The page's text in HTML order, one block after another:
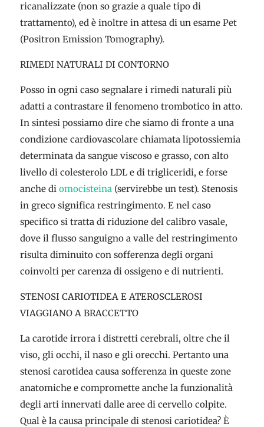
ricanalizzate (non so grazie a quale tipo di
trattamento), ed è inoltre in attesa di un esame Pet
(Positron Emission Tomography).
RIMEDI NATURALI DI CONTORNO
Posso in ogni caso segnalare i rimedi naturali più
adatti a contrastare il fenomeno trombotico in atto.
In sintesi possiamo dire che siamo di fronte a una
condizione cardiovascolare chiamata lipotossiemia
determinata da sangue viscoso e grasso, con alto
livello di colesterolo LDL e di trigliceridi, e forse
anche di omocisteina(servirebbe un test). Stenosis
in greco significa restringimento. E nel caso
specifico si tratta di riduzione del calibro vasale,
dove il flusso sanguigno a valle del restringimento
risulta diminuito con sofferenza degli organi
coinvolti per carenza di ossigeno e di nutrienti.
STENOSI CARIOTIDEA E ATEROSCLEROSI
VIAGGIANO A BRACCETTO
La carotide irrora i distretti cerebrali, oltre che il
viso, gli occhi, il naso e gli orecchi. Pertanto una
stenosi carotidea causa sofferenza in queste zone
anatomiche e compromette anche la funzionalità
degli arti innervati dalle aree di cervello colpite.
Qual è la causa principale di stenosi cariotidea? È